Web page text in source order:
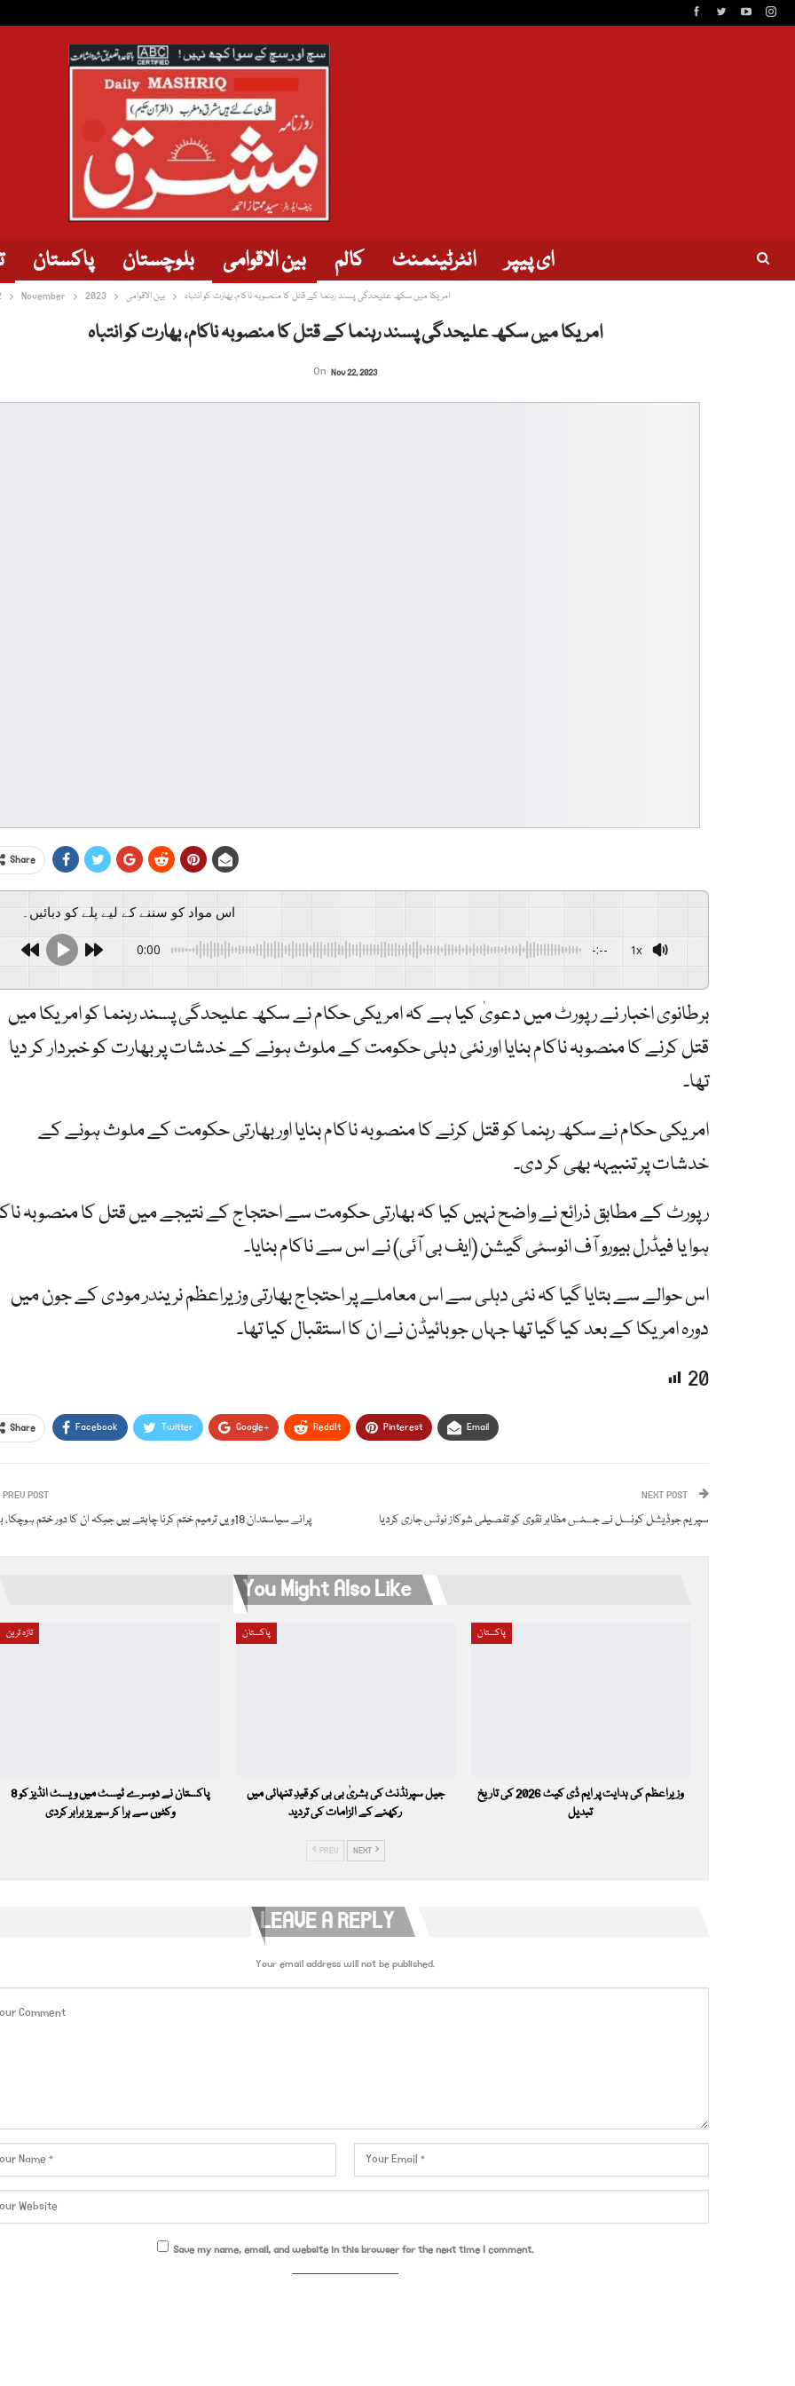
پاکستان بلوچستان بین الاقوامی کالم انٹرٹینمنٹ ای پیپر
November 2023 بین الاقوامی امریکا میں سکھ علیحدگی پسند رہنما کے قتل کا منصوبہ ناکام، بھارت کو انتباہ
امریکا میں سکھ علیحدگی پسند رہنما کے قتل کا منصوبہ ناکام، بھارت کو انتباہ
On Nov 22, 2023
Share
اس مواد کو سننے کے لیے پلے کو دبائیں۔
0:00 -:-- 1x
برطانوی اخبار نے رپورٹ میں دعویٰ کیا ہے کہ امریکی حکام نے سکھ علیحدگی پسند رہنما کو امریکا میں
قتل کرنے کا منصوبہ ناکام بنایا اور نئی دہلی حکومت کے ملوث ہونے کے خدشات پر بھارت کو خبردار کر دیا
تھا۔
امریکی حکام نے سکھ رہنما کو قتل کرنے کا منصوبہ ناکام بنایا اور بھارتی حکومت کے ملوث ہونے کے
خدشات پر تنبیہہ بھی کر دی۔
رپورٹ کے مطابق ذرائع نے واضح نہیں کیا کہ بھارتی حکومت سے احتجاج کے نتیجے میں قتل کا منصوبہ
ہوا یا فیڈرل بیورو آف انوسٹی گیشن (ایف بی آئی) نے اس سے ناکام بنایا۔
اس حوالے سے بتایا گیا کہ نئی دہلی سے اس معاملے پر احتجاج بھارتی وزیراعظم نریندر مودی کے جون میں
دورہ امریکا کے بعد کیا گیا تھا جہاں جوبائیڈن نے ان کا استقبال کیا تھا۔
20
Share Facebook Twitter Google+ ReddIt Pinterest Email
PREV POST
پرانے سیاستدان 18ویں ترمیم ختم کرنا چاہتے ہیں جبکہ ان کا دور ختم ہوچکا، بلاول
NEXT POST
سپریم جوڈیشل کونسل نے جسٹس مظاہر نقوی کو تفصیلی شوکاز نوٹس جاری کردیا
You Might Also Like
تازہ ترین
پاکستان نے دوسرے ٹیسٹ میں ویسٹ انڈیز کو 8
وکٹوں سے ہرا کر سیریز برابر کردی
پاکستان
جیل سپرنڈنٹ کی بشریٰ بی بی کو قیدِ تنہائی میں
رکھنے کے الزامات کی تردید
پاکستان
وزیراعظم کی ہدایت پر ایم ڈی کیٹ 2026 کی تاریخ
تبدیل
PREV NEXT
LEAVE A REPLY
Your email address will not be published.
Save my name, email, and website in this browser for the next time I comment.